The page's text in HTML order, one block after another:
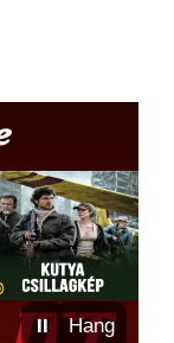
⏸ Hang